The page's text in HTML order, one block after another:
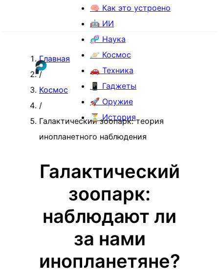
🧠 Как это устроено
🤖 ИИ
🧬 Наука
🪐 Космос
🚗 Техника
📱 Гаджеты
🚀 Оружие
⏳ История
Главная
/
Космос
/
Галактический зоопарк: теория
инопланетного наблюдения
Галактический
зоопарк:
наблюдают ли
за нами
инопланетяне?